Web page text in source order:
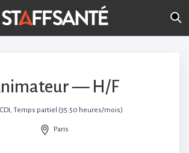
— H/F
CDI, Temps partiel (35.50 heures/mois)
Paris